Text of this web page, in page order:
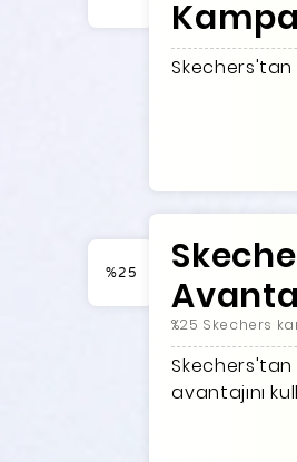
%25
%25 Skechers
Skechers'tan
avantajını